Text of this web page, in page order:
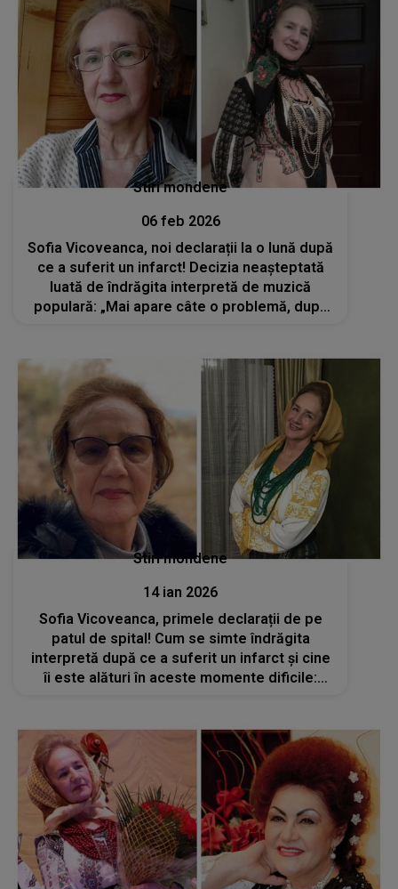
Stiri mondene
06 feb 2026
Sofia Vicoveanca, noi declarații la o lună după
ce a suferit un infarct! Decizia neașteptată
luată de îndrăgita interpretă de muzică
populară: „Mai apare câte o problemă, după
Stiri mondene
14 ian 2026
Sofia Vicoveanca, primele declarații de pe
patul de spital! Cum se simte îndrăgita
interpretă după ce a suferit un infarct și cine
îi este alături în aceste momente dificile: